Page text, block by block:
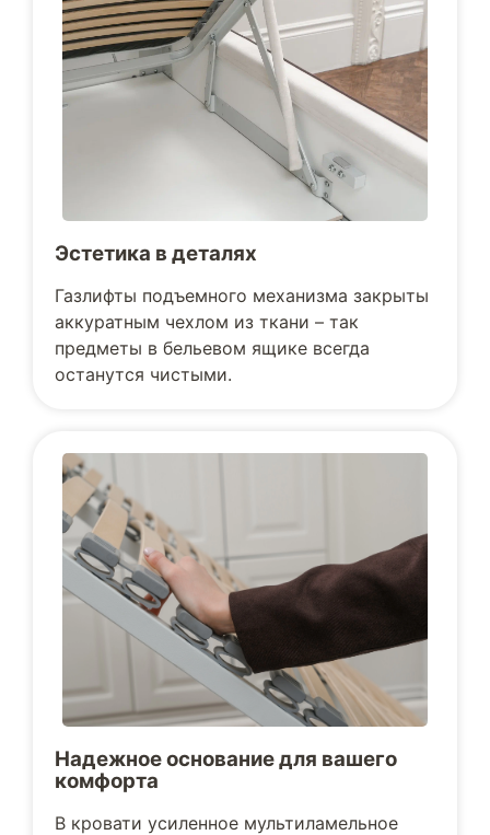
Эстетика в деталях
Газлифты подъемного механизма закрыты
аккуратным чехлом из ткани – так
предметы в бельевом ящике всегда
останутся чистыми.
Надежное основание для вашего
комфорта
В кровати усиленное мультиламельное